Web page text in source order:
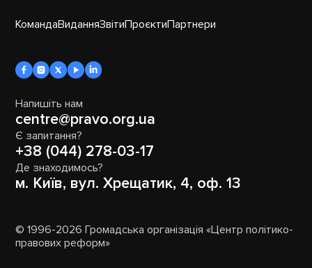
КомандаВиданняЗвітиПроєктиПартнери
Напишіть нам
centre@pravo.org.ua
Є запитання?
+38 (044) 278-03-17
Де знаходимось?
м. Київ, вул. Хрещатик, 4, оф. 13
© 1996-2026 Громадська організація «Центр політико-
правових реформ»